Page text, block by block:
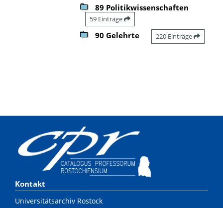
89 Politikwissenschaften
59 Einträge
90 Gelehrte 220 Einträge
Kontakt
Universitätsarchiv Rostock